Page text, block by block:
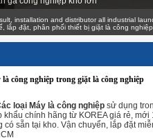
and distributor all industrial laundry
phân phối thiết bị giặt là công nghiệp
là công nghiệp trong giặt là công nghiệp
loại Máy là công nghiệp sử dụng
khẩu chính hãng từ KOREA giá rẻ, mới
có sẵn tại kho. Vận chuyển, lắp đặt